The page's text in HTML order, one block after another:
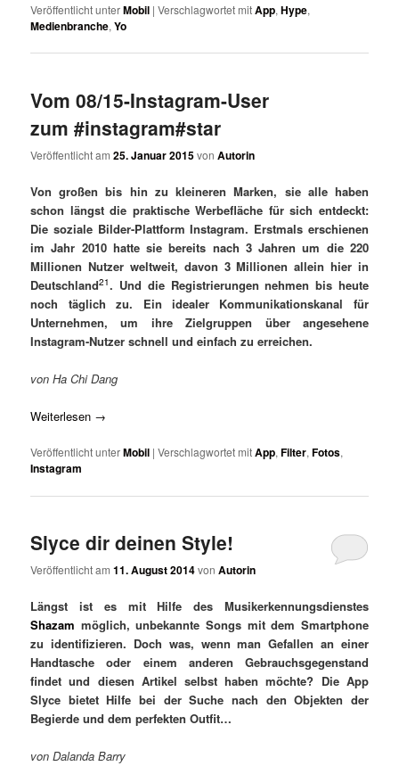
Veröffentlicht unterMobil |Verschlagwortet mitApp,Hype,
Medienbranche,Yo
Vom 08/15-Instagram-User
zum #instagram#star
Veröffentlicht am25. Januar 2015vonAutorin
Von großen bis hin zu kleineren Marken, sie alle haben
schon längst die praktische Werbefläche für sich entdeckt:
Die soziale Bilder-Plattform Instagram. Erstmals erschienen
im Jahr 2010 hatte sie bereits nach 3 Jahren um die 220
Millionen Nutzer weltweit, davon 3 Millionen allein hier in
Deutschland21. Und die Registrierungen nehmen bis heute
noch täglich zu. Ein idealer Kommunikationskanal für
Unternehmen, um ihre Zielgruppen über angesehene
Instagram-Nutzer schnell und einfach zu erreichen.
von Ha Chi Dang
Weiterlesen →
Veröffentlicht unterMobil |Verschlagwortet mitApp,Filter,Fotos,
Instagram
Slyce dir deinen Style!
Veröffentlicht am11. August 2014vonAutorin
Längst ist es mit Hilfe des Musikerkennungsdienstes
Shazam möglich, unbekannte Songs mit dem Smartphone
zu identifizieren. Doch was, wenn man Gefallen an einer
Handtasche oder einem anderen Gebrauchsgegenstand
findet und diesen Artikel selbst haben möchte? Die App
Slyce bietet Hilfe bei der Suche nach den Objekten der
Begierde und dem perfekten Outfit…
von Dalanda Barry